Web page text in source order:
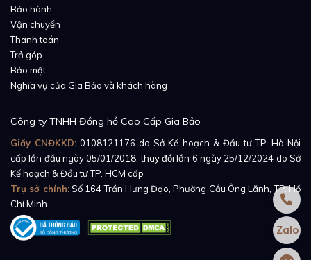
chi tiết. Về khía cạnh thẩm mỹ, tone màu trắng chủ
đạo của mặt số chính là phần nền hoàn hảo nhất
giúp bộ kim đồng hồ và cọc số trở nên nổi bật hơn
bao giờ hết bên cạnh khả năng báo giờ, phút vô cùng
chính xác.
Cuối cùng, để đảm bảo sản phẩm của mình luôn hoạt
động ổn định và hiệu quả nhất, những người thợ đồng
hồ nhà Piaget cũng không quên tặng cho chiếc đồng
hồ này một bộ máy cơ vô cùng mạnh mẽ.
Altiplano G0A29165sử dụng bộ máy lên cót tay
Piaget 430P gồm 131 bộ phận, 18 chân kính cho tần
số dao động 21,600vph và mức dự trữ năng lượng lên
Bảo hành
Vận chuyển
Thanh toán
Trả góp
Bảo mật
Nghĩa vụ của Gia Bảo và khách hàng
Công ty TNHH Đồng hồ Cao Cấp Gia Bảo
Giấy CNĐKKD: 0108121176 do Sở Kế hoạch & Đầu tư TP. Hà Nội
cấp lần đầu ngày 05/01/2018, thay đổi lần 6 ngày 25/12/2024 do Sở
Kế hoạch & Đầu tư TP. HCM cấp
Trụ sở chính:Số 164 Trần Hưng Đạo, Phường Cầu Ông Lãnh, TP. Hồ
Chí Minh
Zalo